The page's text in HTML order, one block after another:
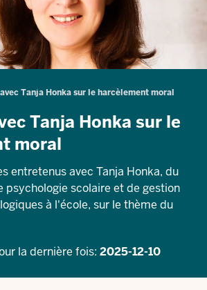
Tanja Honka sur le harcèlement moral
Tanja Honka sur le
moral
entretenus avec Tanja Honka, du
psychologie scolaire et de gestion
à l'école, sur le thème du
la dernière fois: 2025-12-10